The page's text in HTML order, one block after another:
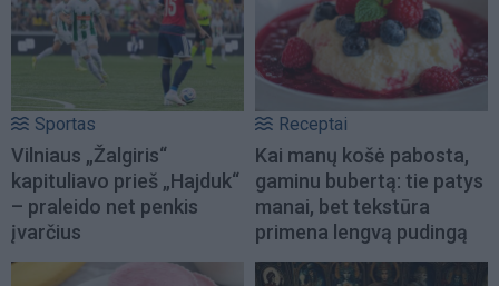
Sportas
Vilniaus „Žalgiris“
kapituliavo prieš „Hajduk“
– praleido net penkis
įvarčius
Receptai
Kai manų košė pabosta,
gaminu bubertą: tie patys
manai, bet tekstūra
primena lengvą pudingą